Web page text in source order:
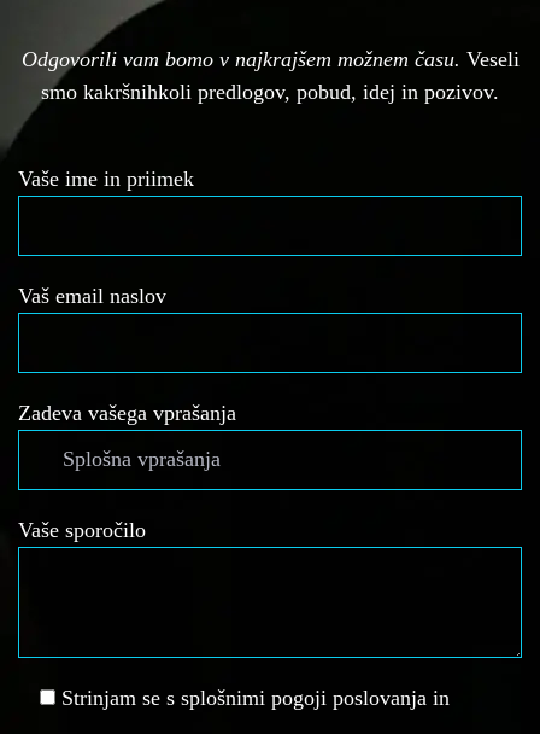
Odgovorili vam bomo v najkrajšem možnem času. Veseli
smo kakršnihkoli predlogov, pobud, idej in pozivov.
Vaše ime in priimek
Vaš email naslov
Zadeva vašega vprašanja
Vaše sporočilo
Strinjam se s splošnimi pogoji poslovanja in